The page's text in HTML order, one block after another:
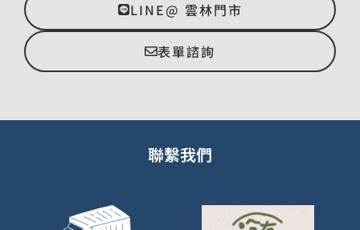
LINE@ 雲林門市
表單諮詢
聯繫我們